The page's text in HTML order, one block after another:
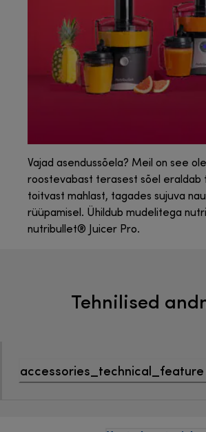
Vajad asendussõela? Meil on see
roostevabast terasest sõel eraldab
toitvast mahlast, tagades sujuva
rüüpamisel. Ühildub mudelitega
nutribullet® Juicer Pro.
Tehnilised
accessories_technical_feature